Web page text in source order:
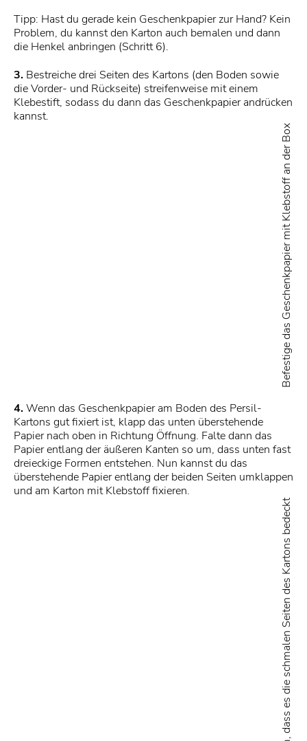
Tipp: Hast du gerade kein Geschenkpapier zur Hand? Kein
Problem, du kannst den Karton auch bemalen und dann
die Henkel anbringen (Schritt 6).
3. Bestreiche drei Seiten des Kartons (den Boden sowie
die Vorder- und Rückseite) streifenweise mit einem
Klebestift, sodass du dann das Geschenkpapier andrücken
kannst.
Befestige das Geschenkpapier mit Klebstoff an der Box
4.Wenn das Geschenkpapier am Boden des Persil-
Kartons gut fixiert ist, klapp das unten überstehende
Papier nach oben in Richtung Öffnung. Falte dann das
Papier entlang der äußeren Kanten so um, dass unten fast
dreieckige Formen entstehen. Nun kannst du das
überstehende Papier entlang der beiden Seiten umklappen
und am Karton mit Klebstoff fixieren.